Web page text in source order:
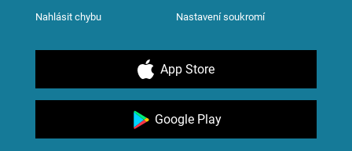
Nahlásit chybu Nastavení soukromí
App Store
Google Play